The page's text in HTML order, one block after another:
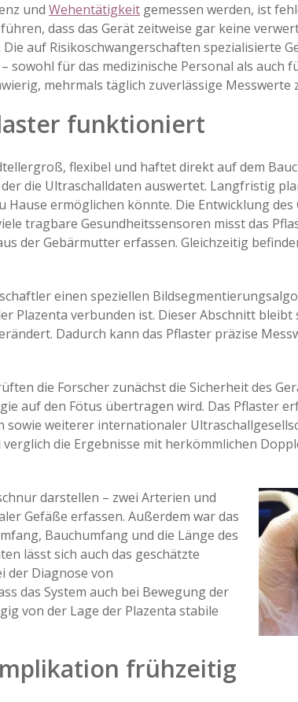
und Wehentätigkeit gemessen werden, ist
dass das Gerät zeitweise gar keine
auf Risikoschwangerschaften spezialisierte
für das medizinische Personal als auch
mehrmals täglich zuverlässige Messwerte
funktioniert
flexibel und haftet direkt auf dem
die Ultraschalldaten auswertet. Langfristig
ermöglichen könnte. Die Entwicklung
tragbare Gesundheitssensoren misst das
der Gebärmutter erfassen. Gleichzeitig
einen speziellen
Plazenta verbunden ist. Dieser Abschnitt
Dadurch kann das Pflaster präzise
die Forscher zunächst die Sicherheit des
auf den Fötus übertragen wird. Das Pflaster
weiterer internationaler
die Ergebnisse mit herkömmlichen
darstellen – zwei Arterien und
Gefäße erfassen. Außerdem war das
Bauchumfang und die Länge des
lässt sich auch das geschätzte
der Diagnose von
das System auch bei Bewegung der
von der Lage der Plazenta stabile
frühzeitig